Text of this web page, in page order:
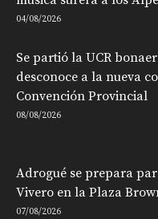
04/08/2026
Se partió la UCR
desconoce a la nueva
Convención Provincial
08/08/2026
Adrogué se prepara
Vivero en la Plaza
07/08/2026